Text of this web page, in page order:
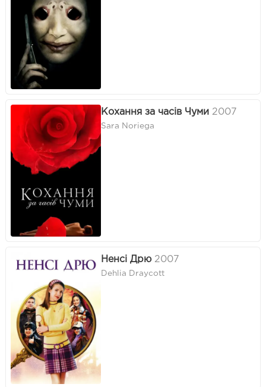
Кохання за часів Чуми 2007
Sara Noriega
Ненсі Дрю 2007
Dehlia Draycott